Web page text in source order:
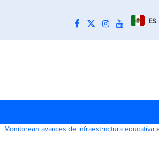
ES
Monitorean avances de infraestructura educativa »